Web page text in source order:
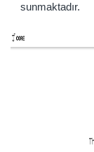
sunmaktadır.